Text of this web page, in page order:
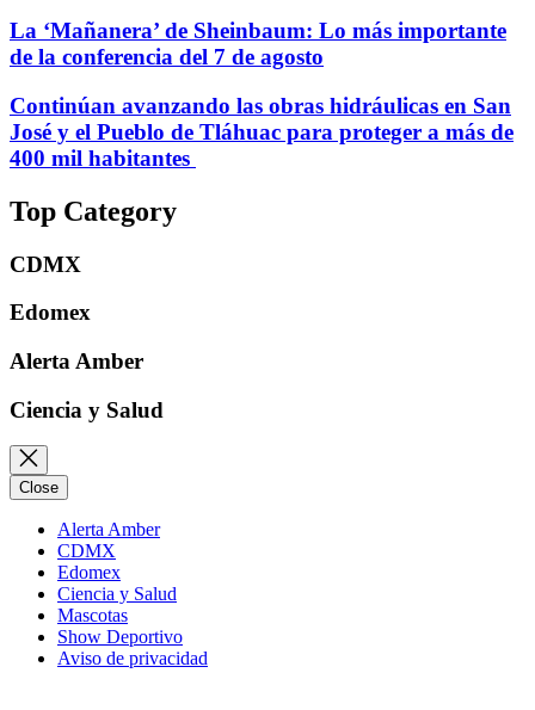
La ‘Mañanera’ de Sheinbaum: Lo más importante
de la conferencia del 7 de agosto
Continúan avanzando las obras hidráulicas en San
José y el Pueblo de Tláhuac para proteger a más de
400 mil habitantes
Top Category
CDMX
Edomex
Alerta Amber
Ciencia y Salud
Close
Alerta Amber
CDMX
Edomex
Ciencia y Salud
Mascotas
Show Deportivo
Aviso de privacidad